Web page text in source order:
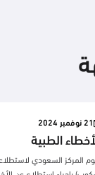
21 نوفمبر 2024
الطبية
المركز السعودي